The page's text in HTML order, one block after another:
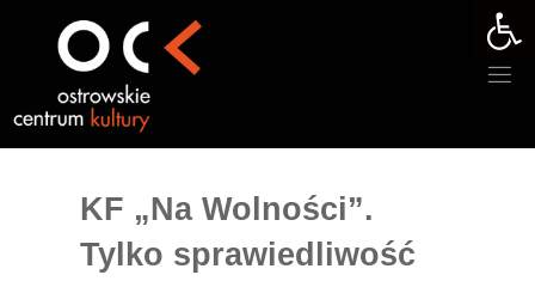
KF „Na Wolności”.
Tylko sprawiedliwość